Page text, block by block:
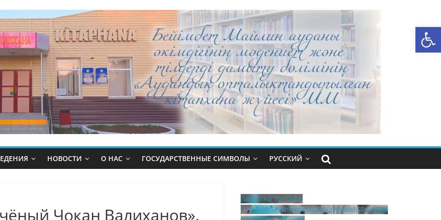
Открыть панель инструментов
НОВОСТИ О НАС ГОСУДАРСТВЕННЫЕ СИМВОЛЫ РУССКИЙ
Чокан Валиханов».
Видео на YouTube
VVVVb0RGeWhhYmhXZTd3bWxWMGRmNFZ3